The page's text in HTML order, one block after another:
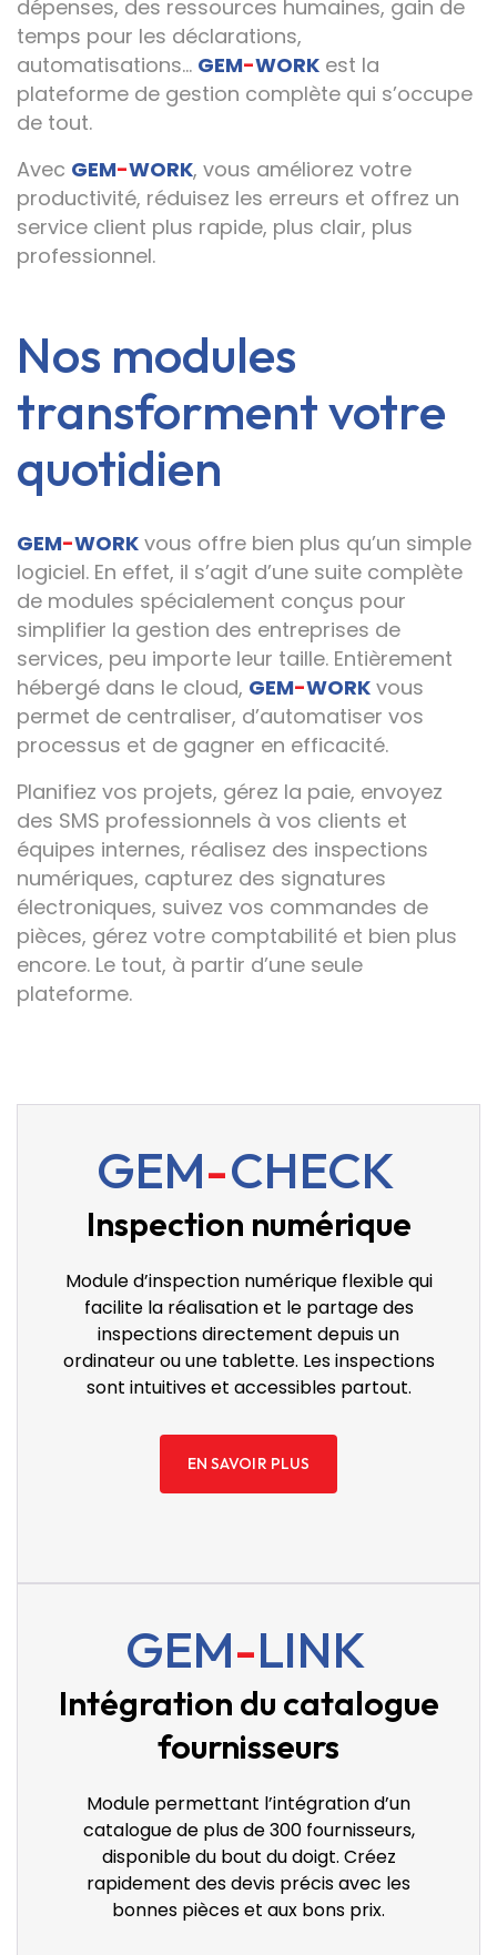
dépenses, des ressources humaines, gain de
temps pour les déclarations,
automatisations… GEM-WORK est la
plateforme de gestion complète qui s’occupe
de tout.
Avec GEM-WORK, vous améliorez votre
productivité, réduisez les erreurs et offrez un
service client plus rapide, plus clair, plus
professionnel.
Nos modules
transforment votre
quotidien
GEM-WORK vous offre bien plus qu’un simple
logiciel. En effet, il s’agit d’une suite complète
de modules spécialement conçus pour
simplifier la gestion des entreprises de
services, peu importe leur taille. Entièrement
hébergé dans le cloud, GEM-WORK vous
permet de centraliser, d’automatiser vos
processus et de gagner en efficacité.
Planifiez vos projets, gérez la paie, envoyez
des SMS professionnels à vos clients et
équipes internes, réalisez des inspections
numériques, capturez des signatures
électroniques, suivez vos commandes de
pièces, gérez votre comptabilité et bien plus
encore. Le tout, à partir d’une seule
plateforme.
GEM-CHECK
Inspection numérique
Module d’inspection numérique flexible qui
facilite la réalisation et le partage des
inspections directement depuis un
ordinateur ou une tablette. Les inspections
sont intuitives et accessibles partout.
EN SAVOIR PLUS
GEM-LINK
Intégration du catalogue
fournisseurs
Module permettant l’intégration d’un
catalogue de plus de 300 fournisseurs,
disponible du bout du doigt. Créez
rapidement des devis précis avec les
bonnes pièces et aux bons prix.